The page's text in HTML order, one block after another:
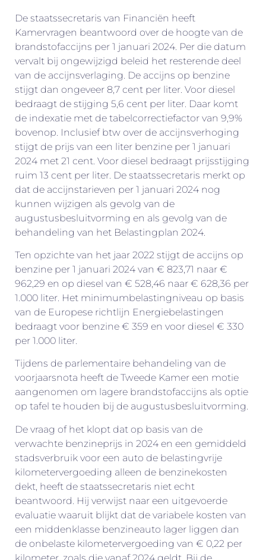
De staatssecretaris van Financiën heeft
Kamervragen beantwoord over de hoogte van de
brandstofaccijns per 1 januari 2024. Per die datum
vervalt bij ongewijzigd beleid het resterende deel
van de accijnsverlaging. De accijns op benzine
stijgt dan ongeveer 8,7 cent per liter. Voor diesel
bedraagt de stijging 5,6 cent per liter. Daar komt
de indexatie met de tabelcorrectiefactor van 9,9%
bovenop. Inclusief btw over de accijnsverhoging
stijgt de prijs van een liter benzine per 1 januari
2024 met 21 cent. Voor diesel bedraagt prijsstijging
ruim 13 cent per liter. De staatssecretaris merkt op
dat de accijnstarieven per 1 januari 2024 nog
kunnen wijzigen als gevolg van de
augustusbesluitvorming en als gevolg van de
behandeling van het Belastingplan 2024.
Ten opzichte van het jaar 2022 stijgt de accijns op
benzine per 1 januari 2024 van € 823,71 naar €
962,29 en op diesel van € 528,46 naar € 628,36 per
1.000 liter. Het minimumbelastingniveau op basis
van de Europese richtlijn Energiebelastingen
bedraagt voor benzine € 359 en voor diesel € 330
per 1.000 liter.
Tijdens de parlementaire behandeling van de
voorjaarsnota heeft de Tweede Kamer een motie
aangenomen om lagere brandstofaccijns als optie
op tafel te houden bij de augustusbesluitvorming.
De vraag of het klopt dat op basis van de
verwachte benzineprijs in 2024 en een gemiddeld
stadsverbruik voor een auto de belastingvrije
kilometervergoeding alleen de benzinekosten
dekt, heeft de staatssecretaris niet echt
beantwoord. Hij verwijst naar een uitgevoerde
evaluatie waaruit blijkt dat de variabele kosten van
een middenklasse benzineauto lager liggen dan
de onbelaste kilometervergoeding van € 0,22 per